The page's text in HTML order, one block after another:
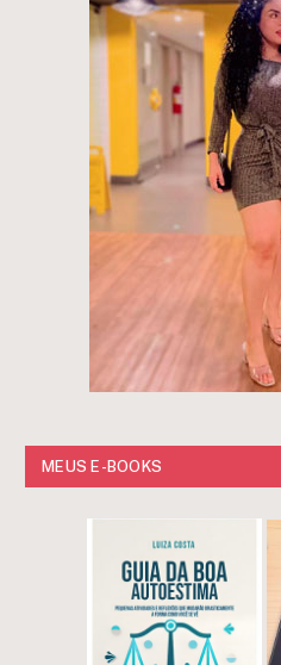
MEUS E-BOOKS